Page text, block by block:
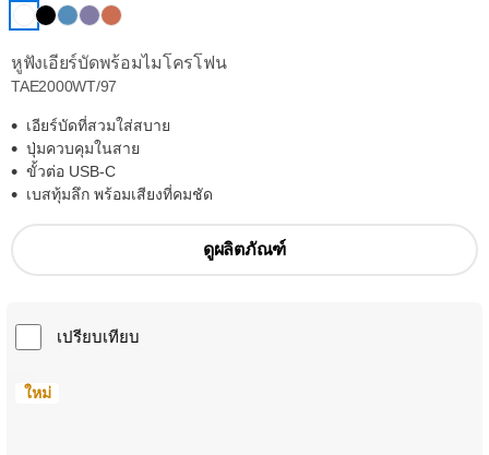
หูฟังเอียร์บัดพร้อมไมโครโฟน
TAE2000WT/97
เอียร์บัดที่สวมใส่สบาย
ปุ่มควบคุมในสาย
ขั้วต่อ USB-C
เบสทุ้มลึก พร้อมเสียงที่คมชัด
ดูผลิตภัณฑ์
เปรียบเทียบ
ใหม่